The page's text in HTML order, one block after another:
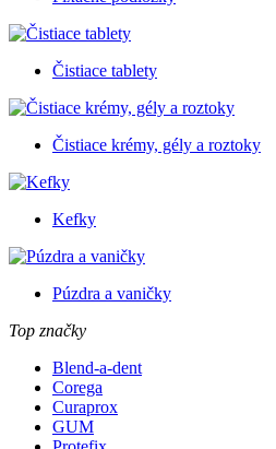
Čistiace tablety
Čistiace krémy, gély a roztoky
Kefky
Púzdra a vaničky
Top značky
Blend-a-dent
Corega
Curaprox
GUM